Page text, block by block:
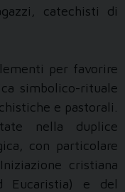
catechisti di
per favorire
simbolico-rituale
e pastorali.
nella duplice
con particolare
cristiana
Eucaristia) e del